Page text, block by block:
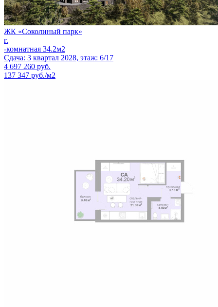
ЖК «Соколиный парк»
г.
-комнатная 34.2м2
Сдача: 3 квартал 2028, этаж: 6/17
4 697 260 руб.
137 347 руб./м2